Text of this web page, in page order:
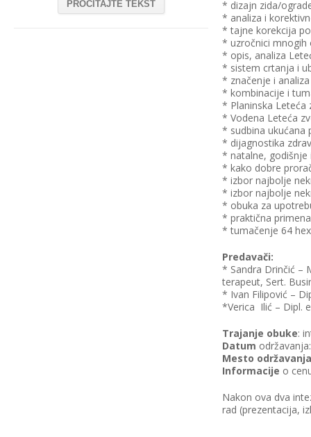
* dizajn zida/
* analiza i
* tajne korekcija
* uzročnici mnogih
* opis, analiza
* sistem crtanja i
* značenje i
* kombinacije i
* Planinska Leteća
* Vodena Leteća
* sudbina ukućana
* dijagnostika
* natalne, godišnje
* kako dobre
* izbor najbolje
* izbor najbolje
* obuka za
* praktična
* tumačenje 64
Predavači:
* Sandra Drinčić –
terapeut, Sert.
* Ivan Filipović –
*Verica Ilić – Dipl.
Trajanje obuke:
Datum
Mesto održavanja
Informacije o
Nakon ova dva
rad (prezentacija,
PROČITAJTE TEKST